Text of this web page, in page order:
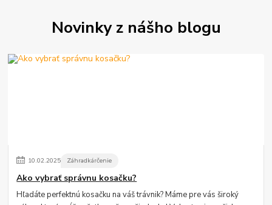
Novinky z nášho blogu
10.02.2025 Záhradkárčenie
Ako vybrať správnu kosačku?
Hľadáte perfektnú kosačku na váš trávnik? Máme pre vás široký